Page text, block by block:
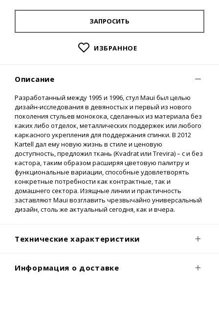
ЗАПРОСИТЬ
ИЗБРАННОЕ
Описание
Разработанный между 1995 и 1996, стул Maui был целью
дизайн-исследования в девяностых и первый из нового
поколения стульев монокока, сделанных из материала без
каких либо отделок, металлических поддержек или любого
каркасного укрепления для поддержания спинки. В 2012
Kartell дал ему новую жизнь в стиле и ценовую
доступность, предложил ткань (Kvadrat или Trevira) – с и без
кастора, таким образом расширяя цветовую палитру и
функциональные вариации, способные удовлетворять
конкретные потребности как контрактные, так и
домашнего сектора. Изящные линии и практичность
заставляют Maui возглавить чрезвычайно универсальный
дизайн, столь же актуальный сегодня, как и вчера.
Технические характеристики
Информация о доставке